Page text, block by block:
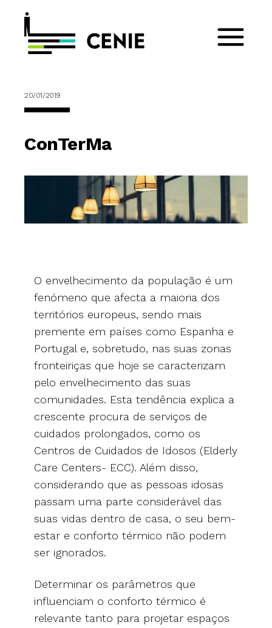
20/01/2019
ConTerMa
O envelhecimento da população é um
fenómeno que afecta a maioria dos
territórios europeus, sendo mais
premente em países como Espanha e
Portugal e, sobretudo, nas suas zonas
fronteiriças que hoje se caracterizam
pelo envelhecimento das suas
comunidades. Esta tendência explica a
crescente procura de serviços de
cuidados prolongados, como os
Centros de Cuidados de Idosos (Elderly
Care Centers- ECC). Além disso,
considerando que as pessoas idosas
passam uma parte considerável das
suas vidas dentro de casa, o seu bem-
estar e conforto térmico não podem
ser ignorados.
Determinar os parâmetros que
influenciam o conforto térmico é
relevante tanto para projetar espaços